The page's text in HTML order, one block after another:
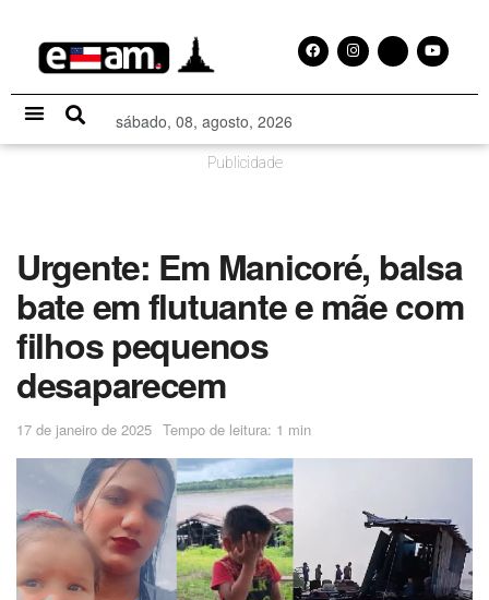
sábado, 08, agosto, 2026
Publicidade
Urgente: Em Manicoré, balsa
bate em flutuante e mãe com
filhos pequenos
desaparecem
17 de janeiro de 2025 Tempo de leitura: 1 min